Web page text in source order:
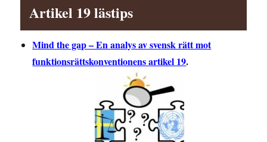
Artikel 19 lästips
Mind the gap – En analys av svensk rätt mot
funktionsrättskonventionens artikel 19.